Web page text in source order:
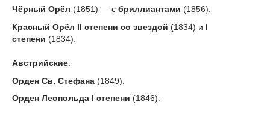
Чёрный Орёл (1851) — с бриллиантами (1856).
Красный Орёл II степени со звездой (1834) и I
степени (1834).
Австрийские:
Орден Св. Стефана (1849).
Орден Леопольда I степени (1846).